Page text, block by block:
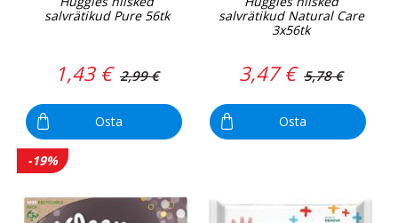
salvrätikud Pure 56tk
1,43 € 2,99 €
Osta
salvrätikud Natural Care
3x56tk
3,47 € 5,78 €
Osta
-19%